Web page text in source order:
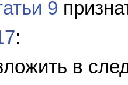
9
:
в